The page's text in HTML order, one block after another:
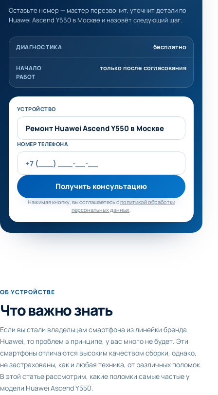
Оставьте номер — мастер перезвонит, уточнит детали по
Huawei Ascend Y550 в Москве и назовёт следующий шаг.
ДИАГНОСТИКА бесплатно
НАЧАЛО
РАБОТ
только после согласования
Не заполняйте это поле
УСТРОЙСТВО
НОМЕР ТЕЛЕФОНА
Получить консультацию
Нажимая кнопку, вы соглашаетесь сполитикой обработки
персональных данных.
ОБ УСТРОЙСТВЕ
Что важно знать
Если вы стали владельцем смартфона из линейки бренда
Huawei, то проблем в принципе, у вас много не будет. Эти
смартфоны отличаются высоким качеством сборки, однако,
не застрахованы, как и любая техника, от различных поломок.
В этой статье рассмотрим, какие поломки самые частые у
модели Huawei Ascend Y550.